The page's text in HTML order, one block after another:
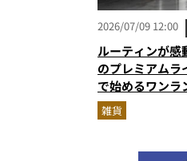
2026/07/09 12:00
ルーティンが
のプレミアムラ
で始めるワンラ
慣
雑貨